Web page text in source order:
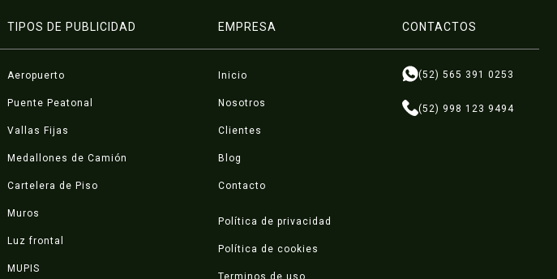
TIPOS DE PUBLICIDAD
Aeropuerto
Puente Peatonal
Vallas Fijas
Medallones de Camión
Cartelera de Piso
Muros
Luz frontal
MUPIS
EMPRESA
Inicio
Nosotros
Clientes
Blog
Contacto
Política de privacidad
Política de cookies
Terminos de uso
CONTACTOS
(52) 565 391 0253
(52) 998 123 9494